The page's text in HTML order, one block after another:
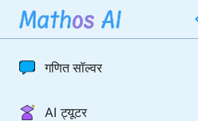
गणित सॉल्वर
AI ट्यूटर